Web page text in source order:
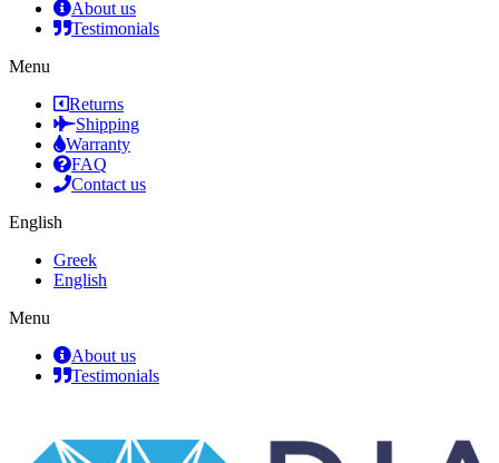
About us
Testimonials
Menu
Returns
Shipping
Warranty
FAQ
Contact us
English
Greek
English
Menu
About us
Testimonials